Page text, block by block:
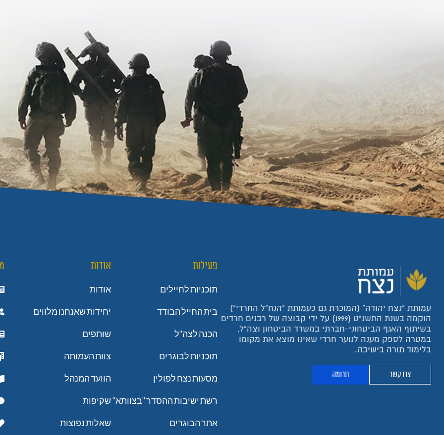
עמותת "נצח יהודה" (המוכרת גם כעמותת "הנח"ל החרדי")
הוקמה בשנת התשנ"ט (1999) על ידי קבוצה של רבנים חרדים
בשיתוף האגף הביטחוני-חברתי במשרד הביטחון וצה"ל,
במטרה לספק מענה לנוער חרדי שאינו מוצא את מקומו
בלימוד תורה בישיבה.
צרו קשר תרומה
פעילות
תוכניות לחיילים
בית החייל הבודד
הכנה לצה"ל
תוכניות לבוגרים
מסעות נצח לפולין
רשת ישיבות ההסדר "בצוותא"
אתר הבוגרים
אודות
אודות
יחידות שאנחנו מלווים
שותפים
צוות העמותה
הוועד המנהל
שקיפות
שאלות נפוצות